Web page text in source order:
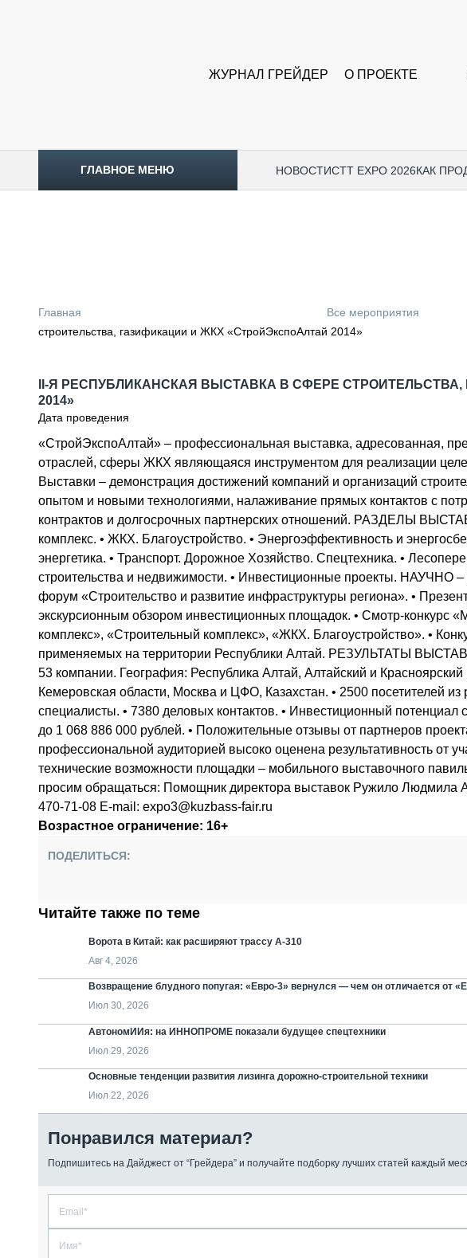
ЖУРНАЛ ГРЕЙДЕР О ПРОЕКТЕ
ГЛАВНОЕ МЕНЮ НОВОСТИCTT EXPO 2026КАК
ОБЗОР РЫНКА
ГРУЗОПЕРЕВОЗКИ
ИСПЫТАТЕЛИ
ТЕХНОЛОГИИ
ДОРОЖНАЯ ИНДУСТРИЯ
КОМТРАНС 2021
БЛИЖАЙШИЕ
Главная Все мероприятия
строительства, газификации и ЖКХ «СтройЭкспоАлтай 2014»
II-Я РЕСПУБЛИКАНСКАЯ ВЫСТАВКА В СФЕРЕ
2014»
Дата проведения
«СтройЭкспоАлтай» – профессиональная выставка, адресованная,
отраслей, сферы ЖКХ являющаяся инструментом для реализации
Выставки – демонстрация достижений компаний и организаций
опытом и новыми технологиями, налаживание прямых контактов с
контрактов и долгосрочных партнерских отношений. РАЗДЕЛЫ
комплекс. • ЖКХ. Благоустройство. • Энергоэффективность и
энергетика. • Транспорт. Дорожное Хозяйство. Спецтехника. •
строительства и недвижимости. • Инвестиционные проекты.
форум «Строительство и развитие инфраструктуры региона». •
экскурсионным обзором инвестиционных площадок. • Смотр-конкурс
комплекс», «Строительный комплекс», «ЖКХ. Благоустройство». •
применяемых на территории Республики Алтай. РЕЗУЛЬТАТЫ
53 компании. География: Республика Алтай, Алтайский и
Кемеровская области, Москва и ЦФО, Казахстан. • 2500 посетителей
специалисты. • 7380 деловых контактов. • Инвестиционный
до 1 068 886 000 рублей. • Положительные отзывы от партнеров
профессиональной аудиторией высоко оценена результативность от
технические возможности площадки – мобильного выставочного
просим обращаться: Помощник директора выставок Ружило Людмила
470-71-08 E-mail: expo3@kuzbass-fair.ru
Возрастное ограничение: 16+
ПОДЕЛИТЬСЯ:
Читайте также по теме
Ворота в Китай: как расширяют трассу А-310
Авг 4, 2026
Возвращение блудного попугая: «Евро-3» вернулся — чем он отличается от
Июл 30, 2026
АвтономИИя: на ИННОПРОМЕ показали будущее спецтехники
Июл 29, 2026
Основные тенденции развития лизинга дорожно-строительной техники
Июл 22, 2026
Понравился материал?
Подпишитесь на Дайджест от “Грейдера” и получайте подборку лучших статей каждый